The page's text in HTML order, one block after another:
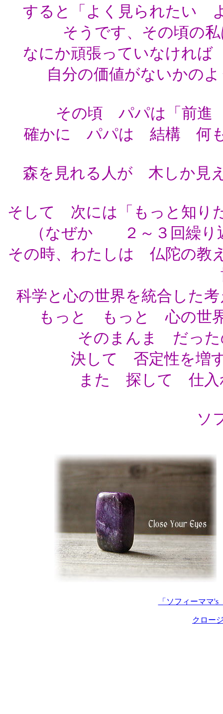
すると「よく見られたい
そうです、その頃の
なにか頑張っていなけれ
自分の価値がないかの
その頃 パパは「前進
確かに パパは 結構 何も
森を見れる人が 木しか見
そして 次には「もっと知り
（なぜか ２～３回繰り
その時、わたしは 仏陀の
科学と心の世界を統合した
もっと もっと 心の世
そのまんま だっ
決して 否定性を増
また 探して 仕入
ソ
「ソフィーママ
クロー